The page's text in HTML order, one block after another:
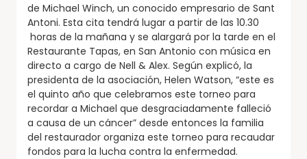
de Michael Winch, un conocido empresario de Sant
Antoni. Esta cita tendrá lugar a partir de las 10.30
horas de la mañana y se alargará por la tarde en el
Restaurante Tapas, en San Antonio con música en
directo a cargo de Nell & Alex. Según explicó, la
presidenta de la asociación, Helen Watson, “este es
el quinto año que celebramos este torneo para
recordar a Michael que desgraciadamente falleció
a causa de un cáncer” desde entonces la familia
del restaurador organiza este torneo para recaudar
fondos para la lucha contra la enfermedad.